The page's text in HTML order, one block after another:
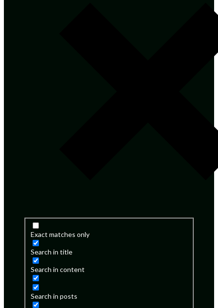
Exact matches only
Search in title
Search in content
Search in posts